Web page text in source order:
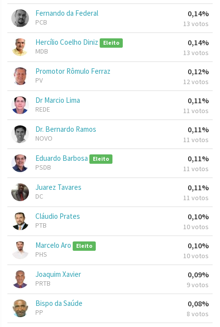
Fernando da Federal
PCB
0,14%
13 votos
Hercílio Coelho Diniz Eleito
MDB
0,14%
13 votos
Promotor Rômulo Ferraz
PV
0,12%
12 votos
Dr Marcio Lima
REDE
0,11%
11 votos
Dr. Bernardo Ramos
NOVO
0,11%
11 votos
Eduardo Barbosa Eleito
PSDB
0,11%
11 votos
Juarez Tavares
DC
0,11%
11 votos
Cláudio Prates
PTB
0,10%
10 votos
Marcelo Aro Eleito
PHS
0,10%
10 votos
Joaquim Xavier
PRTB
0,09%
9 votos
Bispo da Saúde
PP
0,08%
8 votos